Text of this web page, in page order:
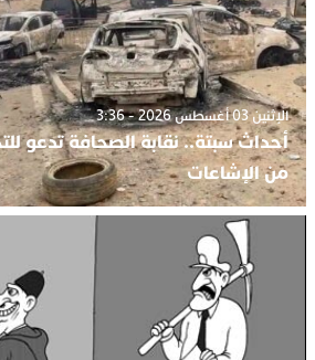
الإثنين 03 أغسطس 2026 - 3:36
أحداث سبتة.. نقابة الصحافة تدعو
من الإشاعات